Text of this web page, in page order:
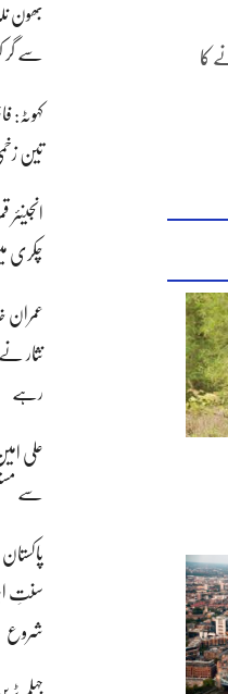
بھون
سے گر
تین
چکری میں 16 افراد کا
عمران
نثار
رہے
علی
سے
سنتِ
شروع
کا